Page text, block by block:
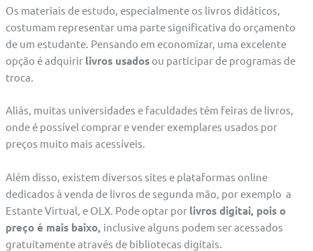
Os materiais de estudo, especialmente os livros didáticos,
costumam representar uma parte significativa do orçamento
de um estudante. Pensando em economizar, uma excelente
opção é adquirir livros usadosou participar de programas de
troca.
Aliás, muitas universidades e faculdades têm feiras de livros,
onde é possível comprar e vender exemplares usados por
preços muito mais acessíveis.
Além disso, existem diversos sites e plataformas online
dedicados à venda de livros de segunda mão, por exemplo a
Estante Virtual, e OLX. Pode optar por livros digitai, pois o
preço é mais baixo, inclusive alguns podem ser acessados
gratuitamente através de bibliotecas digitais.